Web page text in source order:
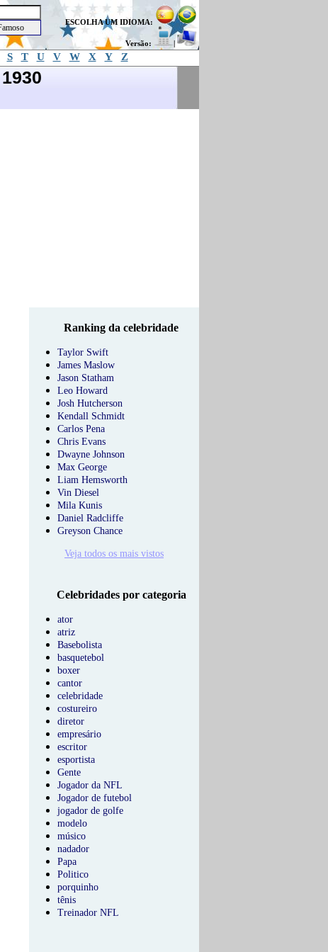
ESCOLHA UM IDIOMA:
Versão: |
S T U V W X Y Z
Ranking da celebridade
Taylor Swift
James Maslow
Jason Statham
Leo Howard
Josh Hutcherson
Kendall Schmidt
Carlos Pena
Chris Evans
Dwayne Johnson
Max George
Liam Hemsworth
Vin Diesel
Mila Kunis
Daniel Radcliffe
Greyson Chance
Veja todos os mais vistos
Celebridades por categoria
ator
atriz
Basebolista
basquetebol
boxer
cantor
celebridade
costureiro
diretor
empresário
escritor
esportista
Gente
Jogador da NFL
Jogador de futebol
jogador de golfe
modelo
músico
nadador
Papa
Politico
porquinho
tênis
Treinador NFL